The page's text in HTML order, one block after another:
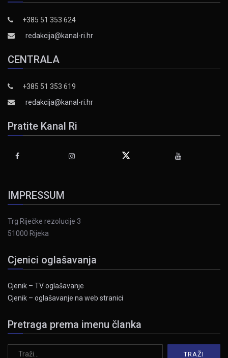
+385 51 353 624
redakcija@kanal-ri.hr
CENTRALA
+385 51 353 619
redakcija@kanal-ri.hr
Pratite Kanal Ri
IMPRESSUM
Trg Riječke rezolucije 3
51000 Rijeka
Cjenici oglašavanja
Cjenik – TV oglašavanje
Cjenik – oglašavanje na web stranici
Pretraga prema imenu članka